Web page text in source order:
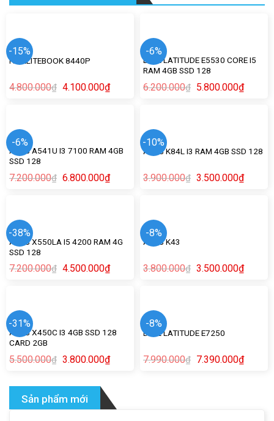
-15%
HP ELITEBOOK 8440P
4.800.000₫ 4.100.000₫
-6%
DELL LATITUDE E5530 CORE I5
RAM 4GB SSD 128
6.200.000₫ 5.800.000₫
-6%
ASUS A541U I3 7100 RAM 4GB
SSD 128
7.200.000₫ 6.800.000₫
-10%
ASUS K84L I3 RAM 4GB SSD 128
3.900.000₫ 3.500.000₫
-38%
ASUS X550LA I5 4200 RAM 4G
SSD 128
7.200.000₫ 4.500.000₫
-8%
ASUS K43
3.800.000₫ 3.500.000₫
-31%
ASUS X450C I3 4GB SSD 128
CARD 2GB
5.500.000₫ 3.800.000₫
-8%
DELL LATITUDE E7250
7.990.000₫ 7.390.000₫
Sản phẩm mới